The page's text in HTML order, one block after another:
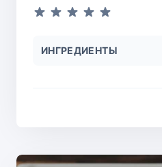
ИНГРЕДИЕНТЫ